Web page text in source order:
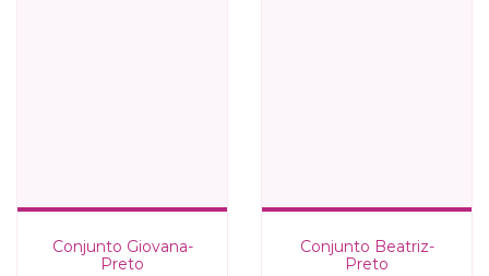
Conjunto Giovana-
Preto
Conjunto Beatriz-
Preto